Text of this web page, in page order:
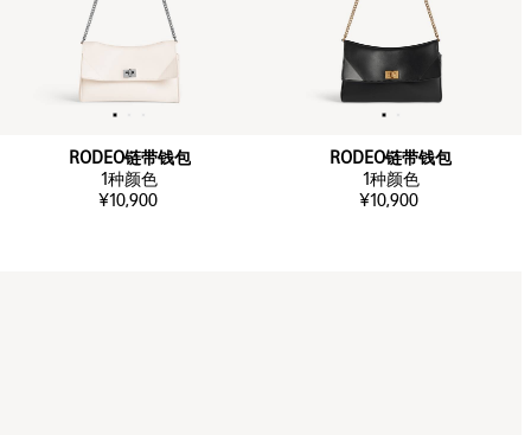
RODEO链带钱包
1种颜色
¥10,900
RODEO链带钱包
1种颜色
¥10,900